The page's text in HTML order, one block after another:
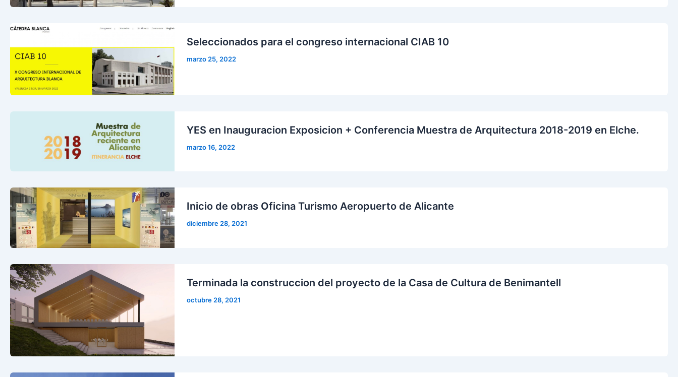
Seleccionados para el congreso internacional CIAB 10
marzo 25, 2022
YES en Inauguracion Exposicion + Conferencia Muestra de Arquitectura 2018-2019 en Elche.
marzo 16, 2022
Inicio de obras Oficina Turismo Aeropuerto de Alicante
diciembre 28, 2021
Terminada la construccion del proyecto de la Casa de Cultura de Benimantell
octubre 28, 2021